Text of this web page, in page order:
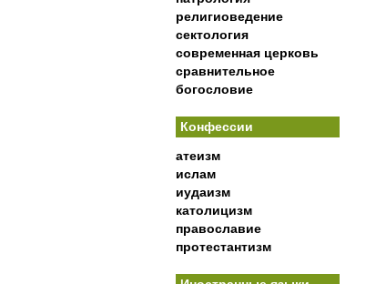
религиоведение
сектология
современная церковь
сравнительное
богословие
Конфессии
атеизм
ислам
иудаизм
католицизм
православие
протестантизм